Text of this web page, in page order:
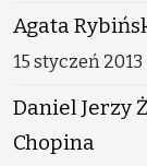
Agata
15 styczeń 2013
Daniel Jerzy
Chopina